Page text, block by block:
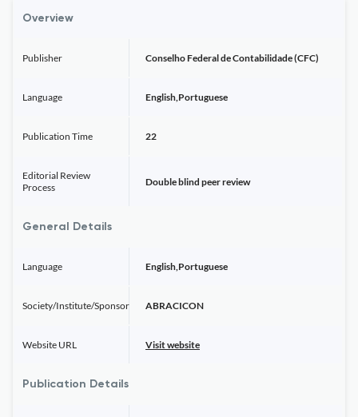
Overview
Publisher Conselho Federal de Contabilidade (CFC)
Language English,Portuguese
Publication Time 22
Editorial Review
Process
Double blind peer review
General Details
Language English,Portuguese
Society/Institute/Sponsor ABRACICON
Website URL Visit website
Publication Details